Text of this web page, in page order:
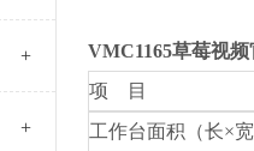
+
+
VMC1165草莓视频
项
目
工作台面积（长×宽